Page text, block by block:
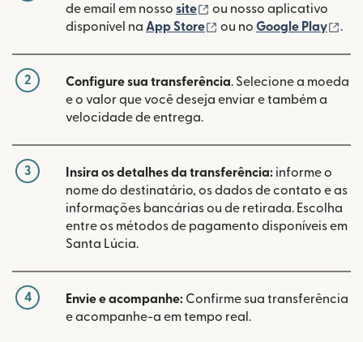
de email em nosso site (abre em uma nova
ou nosso aplicativo
disponível na App Store (abre em uma nova
ou no Google Play .
2 Configure sua transferência. Selecione a moeda
e o valor que você deseja enviar e também a
velocidade de entrega.
3 Insira os detalhes da transferência: informe o
nome do destinatário, os dados de contato e as
informações bancárias ou de retirada. Escolha
entre os métodos de pagamento disponíveis em
Santa Lúcia.
4 Envie e acompanhe: Confirme sua transferência
e acompanhe-a em tempo real.